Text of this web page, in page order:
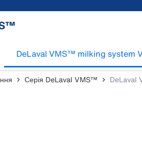
DeLaval VMS™ milking system
Серія DeLaval VMS™ DeLaval